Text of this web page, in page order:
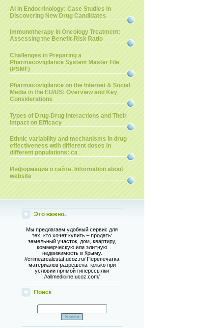
AI in Endocrinology: Case Studies in
Discovering New Drug Candidates
Immunotherapy in Oncology Treatment:
Assessing the Benefit-Risk Ratio
Challenges in Preparing a
Pharmacovigilance System Master File
(PSMF)
Pharmacovigilance on the Internet & Social
Media in the EU/US: Overview and Key
Considerations
Types of Drug-Drug Interactions and Their
Impact on Efficacy
Ethnic variability and mechanisms in drug
effectiveness wtih different doses in
different populations: ca
Информация о сайте. Information about
website
Это важно.
Мы предлагаем удобный сервис для
тех, кто хочет купить – продать:
земельный участок, дом, квартиру,
коммерческую или элитную
недвижимость в Крыму.
//crimearealestat.ucoz.ru/ Перепечатка
материалов разрешена только при
условии прямой гиперссылки
//allmedicine.ucoz.com/
Поиск